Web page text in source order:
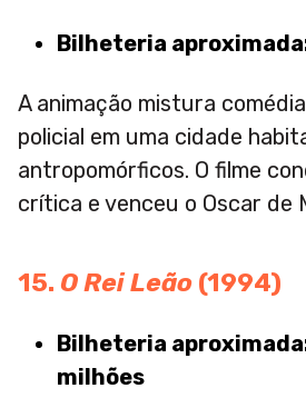
Bilheteria
A animação mistura
policial em uma cidade
antropomórficos. O filme
crítica e venceu o Oscar de
15. O Rei Leão (1994)
Bilheteria
milhões